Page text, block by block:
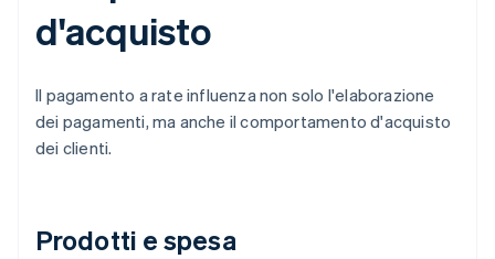
d'acquisto
Il pagamento a rate influenza non solo l'elaborazione
dei pagamenti, ma anche il comportamento d'acquisto
dei clienti.
Prodotti e spesa